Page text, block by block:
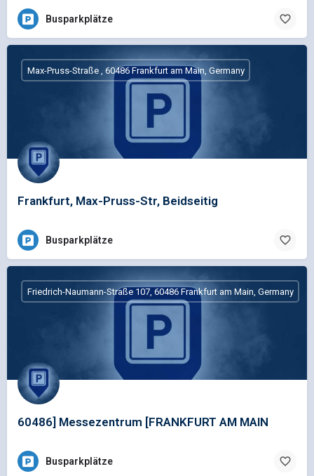
Busparkplätze
Frankfurt, Max-Pruss-Str, Beidseitig
Max-Pruss-Straße , 60486 Frankfurt am Main, Germany
Busparkplätze
60486] Messezentrum [FRANKFURT AM MAIN
Friedrich-Naumann-Straße 107, 60486 Frankfurt am Main, Germany
Busparkplätze